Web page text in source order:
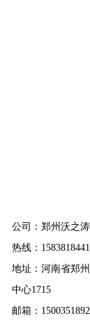
公司：郑州沃之
热线：
地址：河南省郑
中心1715
邮箱：